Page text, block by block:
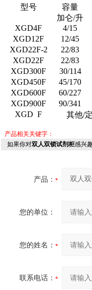
型号
容量
加仑/升
XGD4F
4/15
XGD12F
12/45
XGD22F-2
22/83
XGD22F
22/83
XGD300F
30/114
XGD450F
45/170
XGD600F
60/227
XGD900F
90/341
XGD F
其他/
产品相关关键字：
如果你对双人双锁试剂柜感兴
产品：
您的单位：
您的姓名：
联系电话：